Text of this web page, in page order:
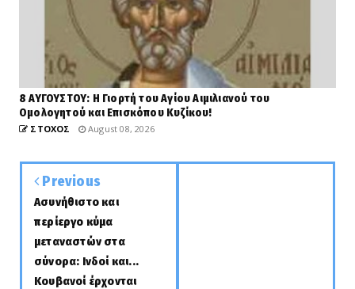
8 ΑΥΓΟΥΣΤΟΥ: Η Γιορτή του Αγίου Αιμιλιανού του
Ομολογητού και Επισκόπου Κυζίκου!
ΣΤΟΧΟΣ August 08, 2026
Previous
Ασυνήθιστο και
περίεργο κύμα
μεταναστών στα
σύνορα: Ινδοί και...
Κουβανοί έρχονται